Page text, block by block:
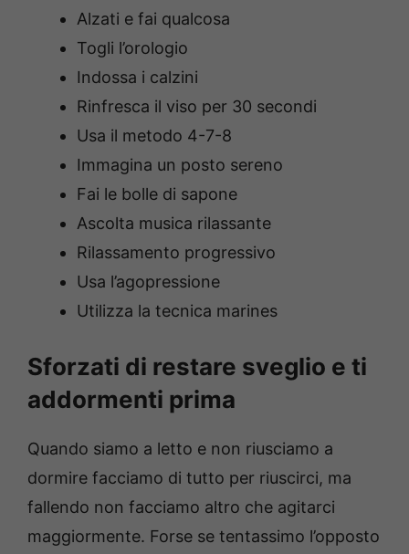
Alzati e fai qualcosa
Togli l’orologio
Indossa i calzini
Rinfresca il viso per 30 secondi
Usa il metodo 4-7-8
Immagina un posto sereno
Fai le bolle di sapone
Ascolta musica rilassante
Rilassamento progressivo
Usa l’agopressione
Utilizza la tecnica marines
Sforzati di restare sveglio e ti
addormenti prima
Quando siamo a letto e non riusciamo a
dormire facciamo di tutto per riuscirci, ma
fallendo non facciamo altro che agitarci
maggiormente. Forse se tentassimo l’opposto